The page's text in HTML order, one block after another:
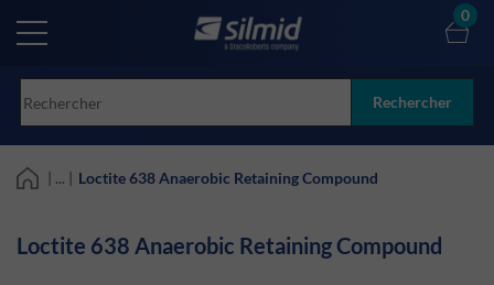
main
Rechercher
0
| ... | Loctite 638 Anaerobic Retaining Compound
Loctite 638 Anaerobic Retaining Compound